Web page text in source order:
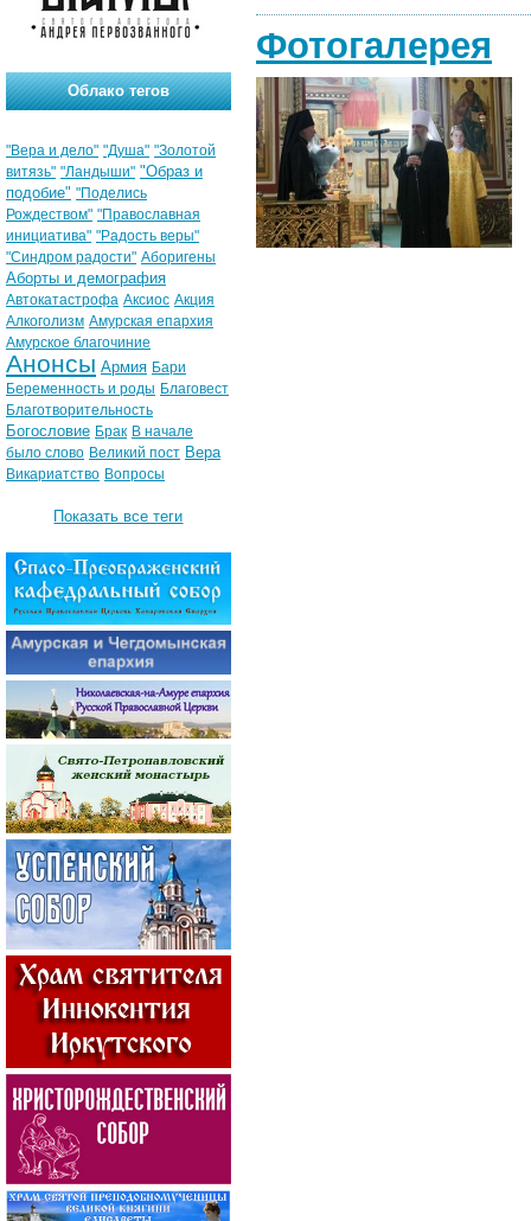
Фотогалерея
Облако тегов
"Вера и дело" "Душа" "Золотой
витязь" "Ландыши" "Образ и
подобие" "Поделись
Рождеством" "Православная
инициатива" "Радость веры"
"Синдром радости" Аборигены
Аборты и демография
Автокатастрофа Аксиос Акция
Алкоголизм Амурская епархия
Амурское благочиние
Анонсы Армия Бари
Беременность и роды Благовест
Благотворительность
Богословие Брак В начале
было слово Великий пост Вера
Викариатство Вопросы
Показать все теги